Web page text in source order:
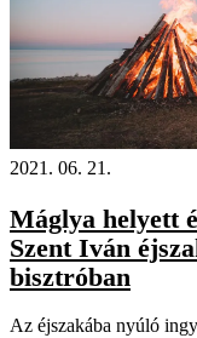
2021. 06. 21.
Máglya helyett
Szent Iván
bisztróban
Az éjszakába nyúló